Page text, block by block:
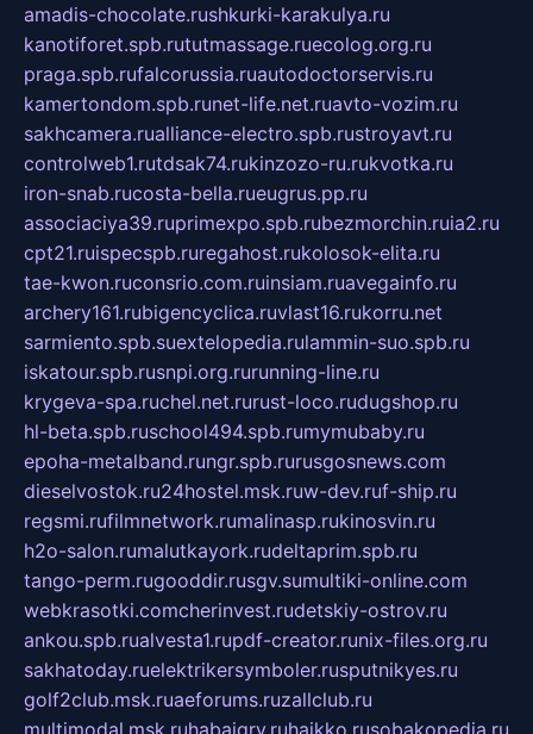
amadis-chocolate.rushkurki-karakulya.ru
kanotiforet.spb.rututmassage.ruecolog.org.ru
praga.spb.rufalcorussia.ruautodoctorservis.ru
kamertondom.spb.runet-life.net.ruavto-vozim.ru
sakhcamera.rualliance-electro.spb.rustroyavt.ru
controlweb1.rutdsak74.rukinzozo-ru.rukvotka.ru
iron-snab.rucosta-bella.rueugrus.pp.ru
associaciya39.ruprimexpo.spb.rubezmorchin.ruia2.ru
cpt21.ruispecspb.ruregahost.rukolosok-elita.ru
tae-kwon.ruconsrio.com.ruinsiam.ruavegainfo.ru
archery161.rubigencyclica.ruvlast16.rukorru.net
sarmiento.spb.suextelopedia.rulammin-suo.spb.ru
iskatour.spb.rusnpi.org.rurunning-line.ru
krygeva-spa.ruchel.net.rurust-loco.rudugshop.ru
hl-beta.spb.ruschool494.spb.rumymubaby.ru
epoha-metalband.rungr.spb.rurusgosnews.com
dieselvostok.ru24hostel.msk.ruw-dev.ruf-ship.ru
regsmi.rufilmnetwork.rumalinasp.rukinosvin.ru
h2o-salon.rumalutkayork.rudeltaprim.spb.ru
tango-perm.rugooddir.rusgv.sumultiki-online.com
webkrasotki.comcherinvest.rudetskiy-ostrov.ru
ankou.spb.rualvesta1.rupdf-creator.runix-files.org.ru
sakhatoday.ruelektrikersymboler.rusputnikyes.ru
golf2club.msk.ruaeforums.ruzallclub.ru
multimodal.msk.ruhabaigry.ruhaikko.rusobakopedia.ru